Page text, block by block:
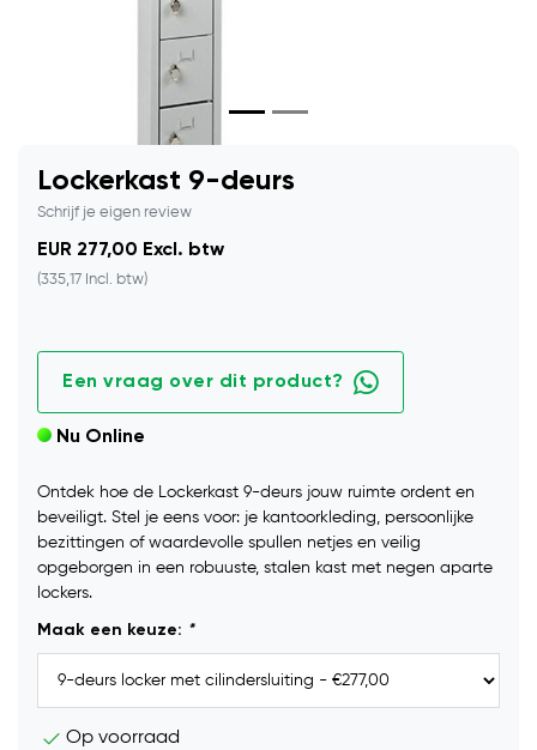
Lockerkast 9-deurs
Schrijf je eigen review
EUR 277,00 Excl. btw
(335,17 Incl. btw)
Een vraag over dit product?
Nu Online
Ontdek hoe de Lockerkast 9-deurs jouw ruimte ordent en
beveiligt. Stel je eens voor: je kantoorkleding, persoonlijke
bezittingen of waardevolle spullen netjes en veilig
opgeborgen in een robuuste, stalen kast met negen aparte
lockers.
Maak een keuze: *
Op voorraad